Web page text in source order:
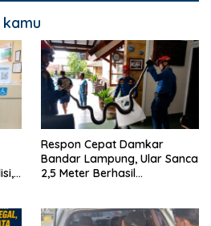
Respon Cepat Damkar
Bandar Lampung, Ular Sanca
2,5 Meter Berhasil